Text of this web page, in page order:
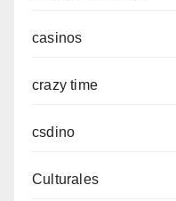
casinos
crazy time
csdino
Culturales